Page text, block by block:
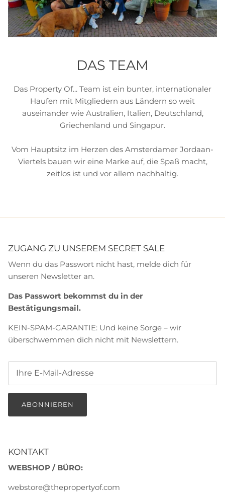
DAS TEAM
Das Property Of... Team ist ein bunter, internationaler
Haufen mit Mitgliedern aus Ländern so weit
auseinander wie Australien, Italien, Deutschland,
Griechenland und Singapur.
Vom Hauptsitz im Herzen des Amsterdamer Jordaan-
Viertels bauen wir eine Marke auf, die Spaß macht,
zeitlos ist und vor allem nachhaltig.
ZUGANG ZU UNSEREM SECRET SALE
Wenn du das Passwort nicht hast, melde dich für
unseren Newsletter an.
Das Passwort bekommst du in der
Bestätigungsmail.
KEIN-SPAM-GARANTIE: Und keine Sorge – wir
überschwemmen dich nicht mit Newslettern.
ABONNIEREN
KONTAKT
WEBSHOP / BÜRO:
webstore@thepropertyof.com